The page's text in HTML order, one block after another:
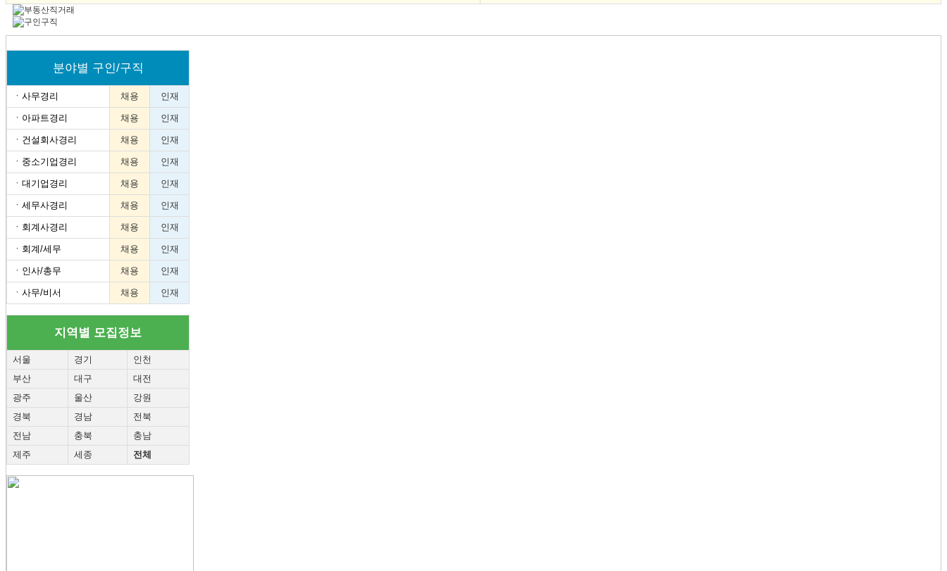
분야별 구인/구직
ㆍ 사무경리 채용 인재
ㆍ 아파트경리 채용 인재
ㆍ 건설회사경리 채용 인재
ㆍ 중소기업경리 채용 인재
ㆍ 대기업경리 채용 인재
ㆍ 세무사경리 채용 인재
ㆍ 회계사경리 채용 인재
ㆍ 회계/세무 채용 인재
ㆍ 인사/총무 채용 인재
ㆍ 사무/비서 채용 인재
지역별 모집정보
서울 경기
인천
부산
대구
대전
광주
울산
강원
경북
경남
전북
전남
충북
충남
제주
세종 전체